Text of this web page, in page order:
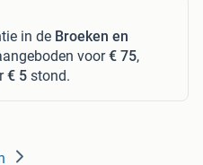
in de Broeken en
voor€ 75,
€ 5 stond.